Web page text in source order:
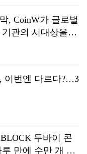
DeFi+NFT 항목입니다. 주
NFT 의 새로운 패러다임
하고, Bearbrick 과 결합
들에게 NFT 제품을 빠르
트워크서비스 비인 공
는 불과 5 일 만
상의 총 시가를 유치
자만 가지고 있기 때문
존의 NFT와 다릅니다.
게 플레이할 수 있는 공
; Bearbrick Park는 Loot,
, CoinW가 글로벌
관의 시대상을
이번엔 다르다?…3
두바이 콘
만에 수만 개 노